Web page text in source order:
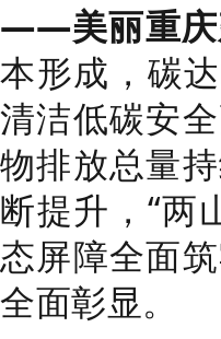
——美丽重庆
本形成，碳
清洁低碳安
物排放总量
断提升，“两
态屏障全面
全面彰显。